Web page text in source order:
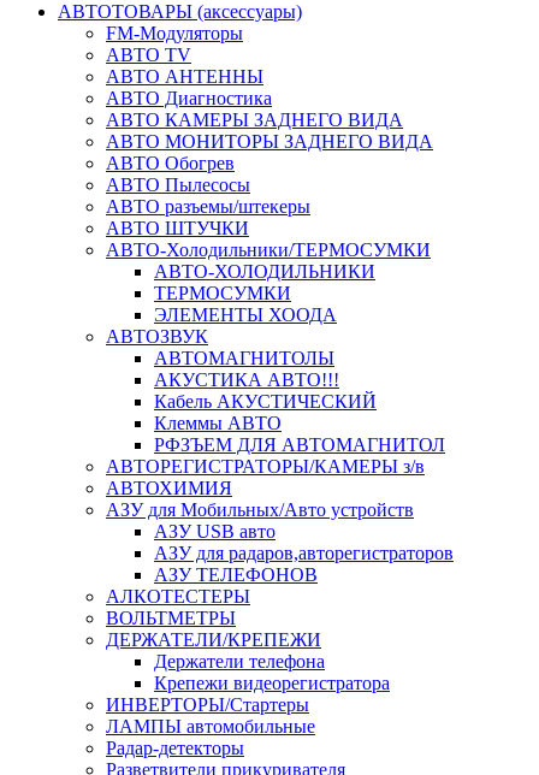
АВТОТОВАРЫ (аксессуары)
FM-Модуляторы
АВТО TV
АВТО АНТЕННЫ
АВТО Диагностика
АВТО КАМЕРЫ ЗАДНЕГО ВИДА
АВТО МОНИТОРЫ ЗАДНЕГО ВИДА
АВТО Обогрев
АВТО Пылесосы
АВТО разъемы/штекеры
АВТО ШТУЧКИ
АВТО-Холодильники/ТЕРМОСУМКИ
АВТО-ХОЛОДИЛЬНИКИ
ТЕРМОСУМКИ
ЭЛЕМЕНТЫ ХООДА
АВТОЗВУК
АВТОМАГНИТОЛЫ
АКУСТИКА АВТО!!!
Кабель АКУСТИЧЕСКИЙ
Клеммы АВТО
РФЗЪЕМ ДЛЯ АВТОМАГНИТОЛ
АВТОРЕГИСТРАТОРЫ/КАМЕРЫ з/в
АВТОХИМИЯ
АЗУ для Мобильных/Авто устройств
АЗУ USB авто
АЗУ для радаров,авторегистраторов
АЗУ ТЕЛЕФОНОВ
АЛКОТЕСТЕРЫ
ВОЛЬТМЕТРЫ
ДЕРЖАТЕЛИ/КРЕПЕЖИ
Держатели телефона
Крепежи видеорегистратора
ИНВЕРТОРЫ/Стартеры
ЛАМПЫ автомобильные
Радар-детекторы
Разветвители прикуривателя